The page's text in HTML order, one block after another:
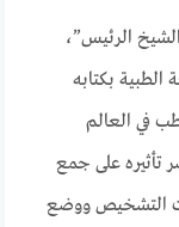
الرئيس”،
الطبية بكتابه
في العالم
تأثيره على جمع
التشخيص ووضع